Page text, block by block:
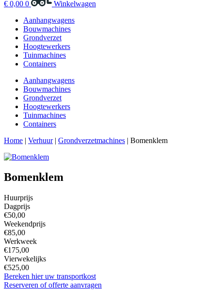
€ 0,00 0
Winkelwagen
Aanhangwagens
Bouwmachines
Grondverzet
Hoogtewerkers
Tuinmachines
Containers
Aanhangwagens
Bouwmachines
Grondverzet
Hoogtewerkers
Tuinmachines
Containers
Home | Verhuur| Grondverzetmachines | Bomenklem
Bomenklem
Huurprijs
Dagprijs
€50,00
Weekendprijs
€85,00
Werkweek
€175,00
Vierwekelijks
€525,00
Bereken hier uw transportkost
Reserveren of offerte aanvragen